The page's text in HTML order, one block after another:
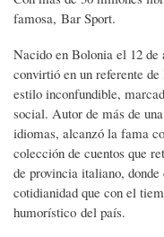
famosa, Bar Sport.
Nacido en Bolonia el 12 de
convirtió en un referente
estilo inconfundible,
social. Autor de más de
idiomas, alcanzó la fama
colección de cuentos que
de provincia italiano,
cotidianidad que con el
humorístico del país.